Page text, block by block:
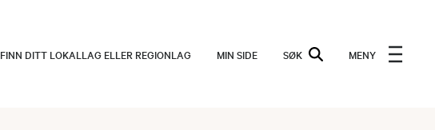
FINN DITT LOKALLAG ELLER REGIONLAG MIN SIDE SØK MENY